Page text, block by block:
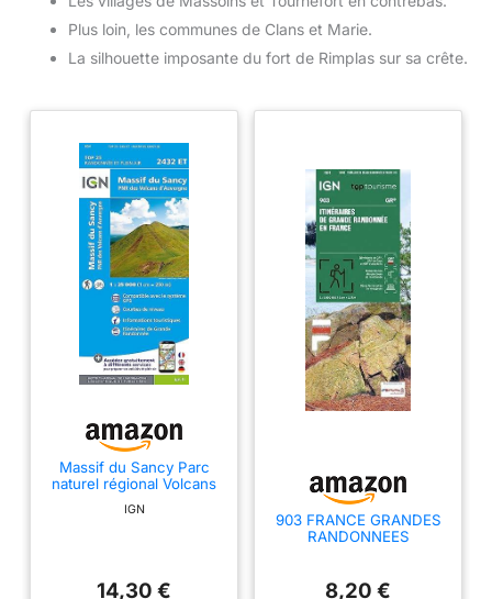
Plus loin, les communes de Clans et Marie.
La silhouette imposante du fort de Rimplas sur sa crête.
Massif du Sancy Parc
naturel régional Volcans
IGN
14,30 €
903 FRANCE GRANDES
RANDONNEES
8,20 €